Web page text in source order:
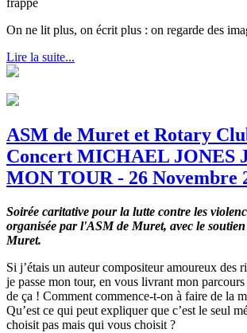
On ne lit plus, on écrit plus : on regarde des
Lire la suite...
ASM de Muret et Rotary
Concert MICHAEL JONES
MON TOUR - 26 Novembre
Soirée caritative pour la lutte contre les
organisée par l'ASM de Muret, avec le
Muret.
Si j’étais un auteur compositeur amoureux des
je passe mon tour, en vous livrant mon
de ça ! Comment commence-t-on à faire de la
Qu’est ce qui peut expliquer que c’est le seul
choisit pas mais qui vous choisit ?